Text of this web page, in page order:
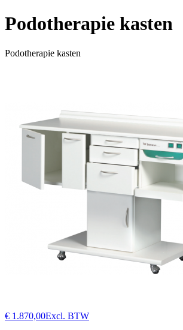
Podotherapie kasten
Podotherapie kasten
€ 1.870,00Excl. BTW